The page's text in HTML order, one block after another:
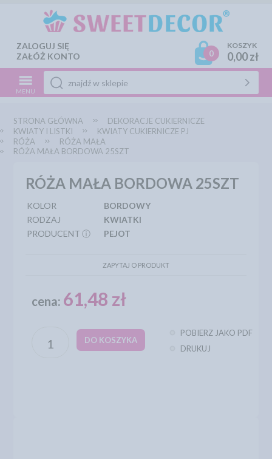
ZALOGUJ SIĘ
ZAŁÓŻ KONTO
0
KOSZYK
0,00 zł
MENU
STRONA GŁÓWNA
DEKORACJE CUKIERNICZE
KWIATY I LISTKI
KWIATY CUKIERNICZE PJ
RÓŻA
RÓŻA MAŁA
RÓŻA MAŁA BORDOWA 25SZT
RÓŻA MAŁA BORDOWA 25SZT
KOLOR
BORDOWY
RODZAJ
KWIATKI
PRODUCENT ⓘ
PEJOT
ZAPYTAJ O PRODUKT
cena: 61,48 zł
DO KOSZYKA
POBIERZ JAKO PDF
DRUKUJ